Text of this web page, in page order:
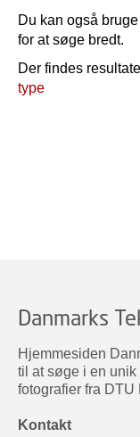
Du kan også
for at søge bredt.
Der findes
type
Danmarks
Hjemmesiden
til at søge i en
fotografier fra DTU
Kontakt